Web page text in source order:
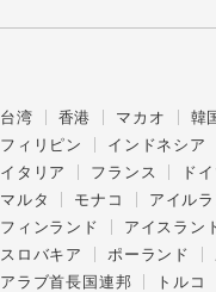
台湾 香港 マカオ 韓
フィリピン
インドネシア
イタリア フランス ド
マルタ
モナコ アイル
フィンランド
アイスラン
スロバキア
ポーランド
アラブ首長国連邦 トルコ